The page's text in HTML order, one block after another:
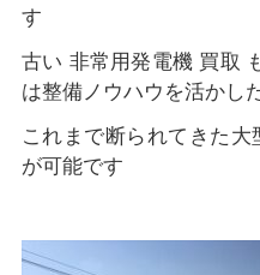
す
古い 非常用発電機 買取
は整備ノウハウを活かし
これまで断られてきた
が可能です